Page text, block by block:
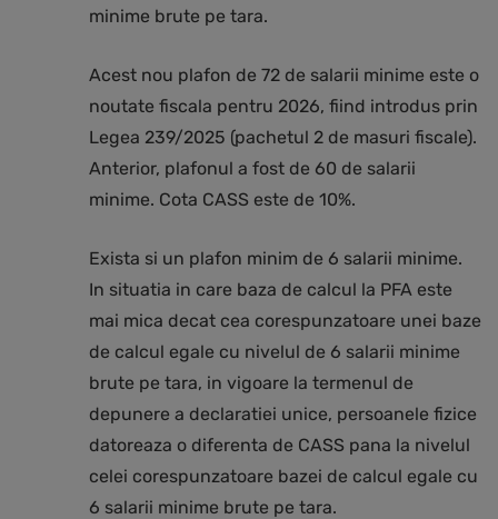
minime brute pe tara.
Acest nou plafon de 72 de salarii minime este o
noutate fiscala pentru 2026, fiind introdus prin
Legea 239/2025 (pachetul 2 de masuri fiscale).
Anterior, plafonul a fost de 60 de salarii
minime. Cota CASS este de 10%.
Exista si un plafon minim de 6 salarii minime.
In situatia in care baza de calcul la PFA este
mai mica decat cea corespunzatoare unei baze
de calcul egale cu nivelul de 6 salarii minime
brute pe tara, in vigoare la termenul de
depunere a declaratiei unice, persoanele fizice
datoreaza o diferenta de CASS pana la nivelul
celei corespunzatoare bazei de calcul egale cu
6 salarii minime brute pe tara.